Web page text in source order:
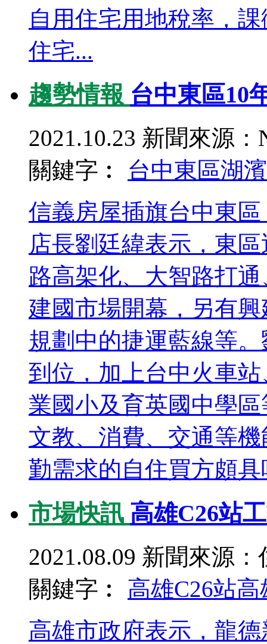
自用住宅用地稅率，
住宅...
趨勢情報 台中東區10
2021.10.23 新聞來源：
關鍵字︰ 台中東區湖
信義房屋插旗台中東
店長劉廷緯表示，東
路高架化、大智路打
建國市場開幕，另有
規劃中的捷運藍線等
到位，加上台中火車
業國小及育英國中學
文教、消費、交通等
勤需求的自住買方頗
市場快訊 高雄C26站
2021.08.09 新聞來源：
關鍵字︰ 高雄C26站高
高雄市政府表示，龍